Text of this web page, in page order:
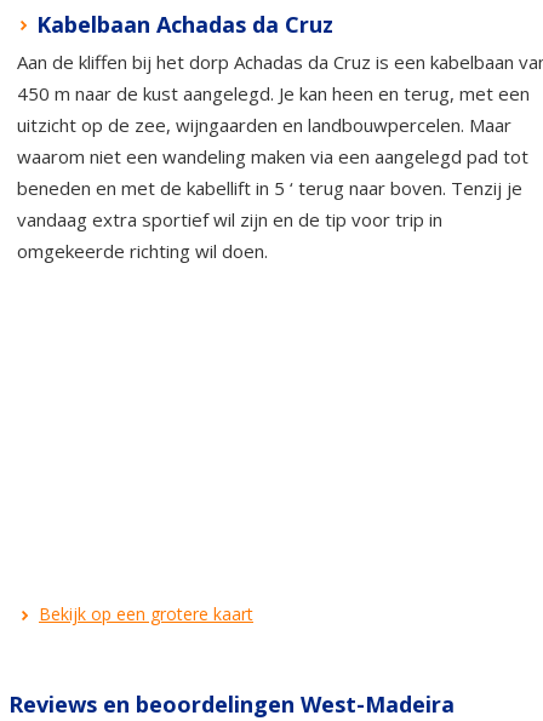
Kabelbaan Achadas da Cruz
Aan de kliffen bij het dorp Achadas da Cruz is een kabelbaan
450 m naar de kust aangelegd. Je kan heen en terug, met een
uitzicht op de zee, wijngaarden en landbouwpercelen. Maar
waarom niet een wandeling maken via een aangelegd pad tot
beneden en met de kabellift in 5 ‘ terug naar boven. Tenzij je
vandaag extra sportief wil zijn en de tip voor trip in
omgekeerde richting wil doen.
Bekijk op een grotere kaart
Reviews en beoordelingen West-Madeira